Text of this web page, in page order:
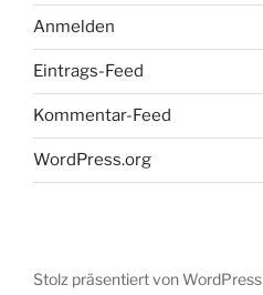
Anmelden
Eintrags-Feed
Kommentar-Feed
WordPress.org
Stolz präsentiert von WordPress